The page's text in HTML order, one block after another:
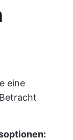
eine